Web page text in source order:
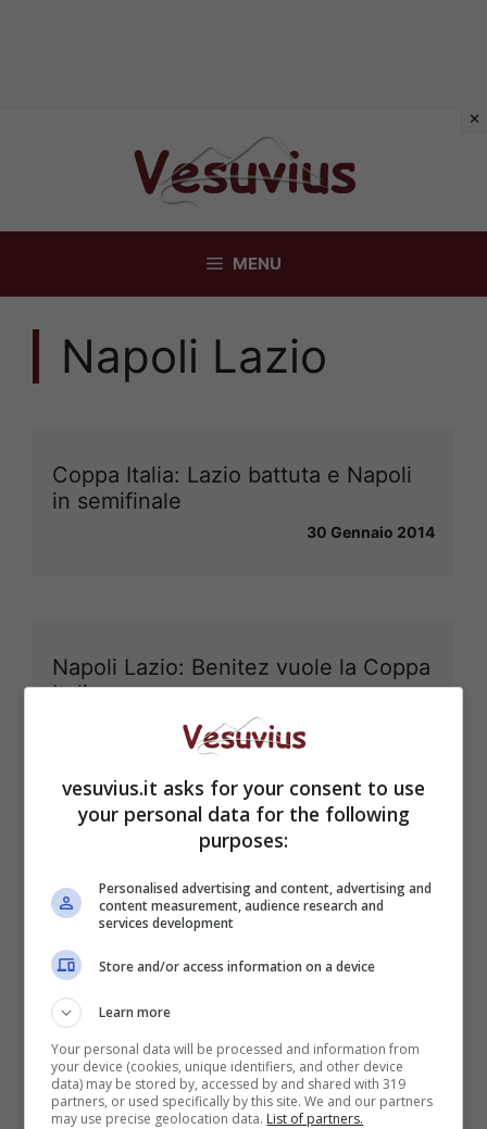
MENU
Napoli Lazio
Coppa Italia: Lazio battuta e Napoli
in semifinale
30 Gennaio 2014
Napoli Lazio: Benitez vuole la Coppa
Italia
vesuvius.it asks for your consent to use
your personal data for the following
purposes:
Personalised advertising and content, advertising and
content measurement, audience research and
services development
Store and/or access information on a device
Learn more
Your personal data will be processed and information from
your device (cookies, unique identifiers, and other device
data) may be stored by, accessed by and shared with 319
partners, or used specifically by this site. We and our partners
may use precise geolocation data. List of partners.